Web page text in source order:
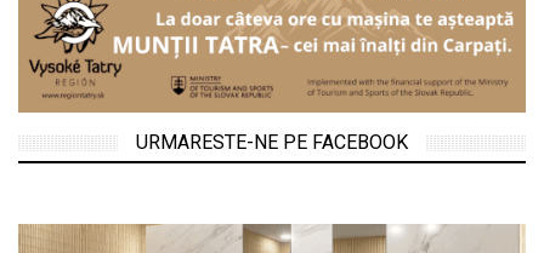
URMARESTE-NE PE FACEBOOK